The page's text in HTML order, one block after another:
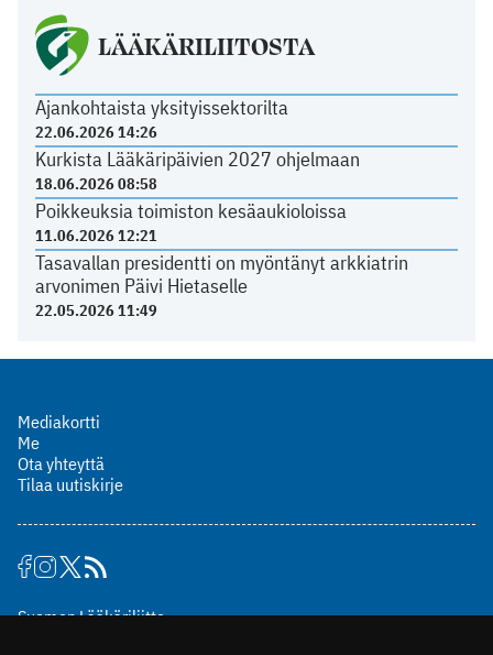
LÄÄKÄRILIITOSTA
Ajankohtaista yksityissektorilta
22.06.2026 14:26
Kurkista Lääkäripäivien 2027 ohjelmaan
18.06.2026 08:58
Poikkeuksia toimiston kesäaukioloissa
11.06.2026 12:21
Tasavallan presidentti on myöntänyt arkkiatrin
arvonimen Päivi Hietaselle
22.05.2026 11:49
Mediakortti
Me
Ota yhteyttä
Tilaa uutiskirje
Suomen Lääkäriliitto